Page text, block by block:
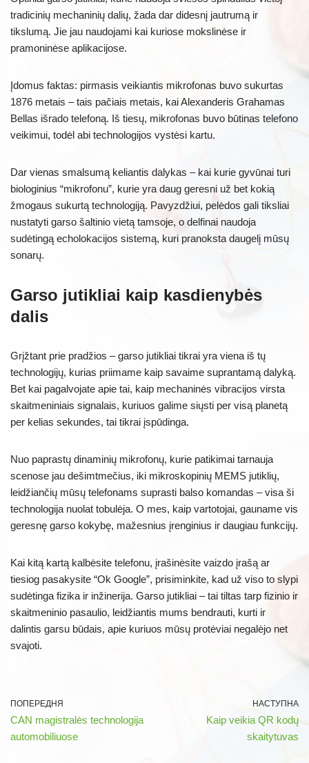
tradicinių mechaninių dalių, žada dar didesnį jautrumą ir
tikslumą. Jie jau naudojami kai kuriose mokslinėse ir
pramoninėse aplikacijose.
Įdomus faktas: pirmasis veikiantis mikrofonas buvo sukurtas
1876 metais – tais pačiais metais, kai Alexanderis Grahamas
Bellas išrado telefoną. Iš tiesų, mikrofonas buvo būtinas telefono
veikimui, todėl abi technologijos vystėsi kartu.
Dar vienas smalsumą keliantis dalykas – kai kurie gyvūnai turi
biologinius “mikrofonu”, kurie yra daug geresni už bet kokią
žmogaus sukurtą technologiją. Pavyzdžiui, pelėdos gali tiksliai
nustatyti garso šaltinio vietą tamsoje, o delfinai naudoja
sudėtingą echolokacijos sistemą, kuri pranoksta daugelį mūsų
sonarų.
Garso jutikliai kaip kasdienybės
dalis
Grįžtant prie pradžios – garso jutikliai tikrai yra viena iš tų
technologijų, kurias priimame kaip savaime suprantamą dalyką.
Bet kai pagalvojate apie tai, kaip mechaninės vibracijos virsta
skaitmeniniais signalais, kuriuos galime siųsti per visą planetą
per kelias sekundes, tai tikrai įspūdinga.
Nuo paprastų dinaminių mikrofonų, kurie patikimai tarnauja
scenose jau dešimtmečius, iki mikroskopinių MEMS jutiklių,
leidžiančių mūsų telefonams suprasti balso komandas – visa ši
technologija nuolat tobulėja. O mes, kaip vartotojai, gauname vis
geresnę garso kokybę, mažesnius įrenginius ir daugiau funkcijų.
Kai kitą kartą kalbėsite telefonu, įrašinėsite vaizdo įrašą ar
tiesiog pasakysite “Ok Google”, prisiminkite, kad už viso to slypi
sudėtinga fizika ir inžinerija. Garso jutikliai – tai tiltas tarp fizinio ir
skaitmeninio pasaulio, leidžiantis mums bendrauti, kurti ir
dalintis garsu būdais, apie kuriuos mūsų protėviai negalėjo net
svajoti.
ПОПЕРЕДНЯ
CAN magistralės technologija
automobiliuose
НАСТУПНА
Kaip veikia QR kodų
skaitytuvas